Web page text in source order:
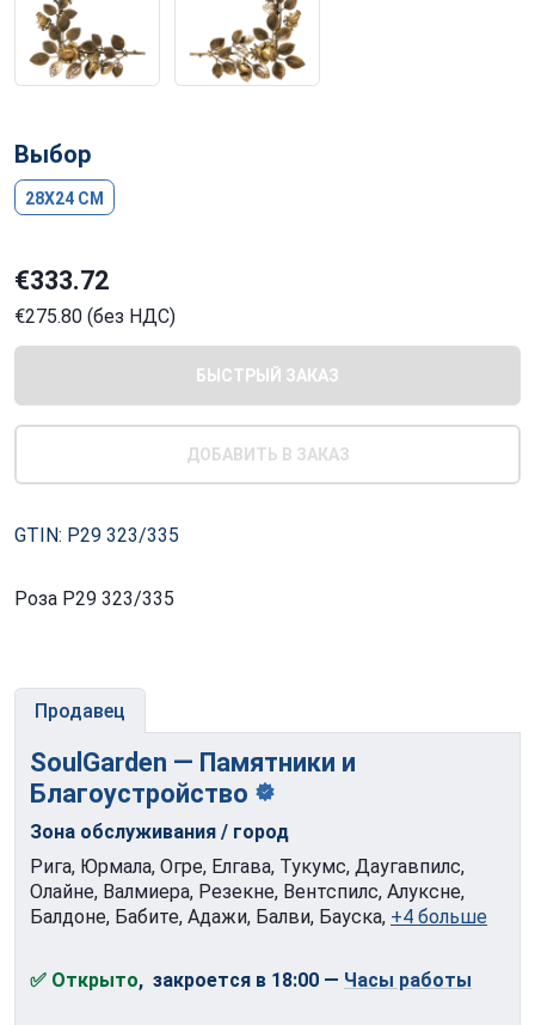
Выбор
28X24 CM
€333.72
€275.80 (без НДС)
БЫСТРЫЙ ЗАКАЗ
ДОБАВИТЬ В ЗАКАЗ
GTIN: P29 323/335
Роза P29 323/335
Продавец
SoulGarden — Памятники и
Благоустройство
Зона обслуживания / город
Рига, Юрмала, Огре, Елгава, Тукумс, Даугавпилс,
Олайне, Валмиера, Резекне, Вентспилс, Алуксне,
Балдоне, Бабите, Адажи, Балви, Бауска, +4 больше
✅ Открыто, закроется в 18:00 — Часы работы